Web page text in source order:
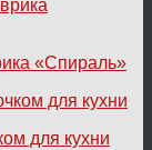
«Спираль»
для кухни